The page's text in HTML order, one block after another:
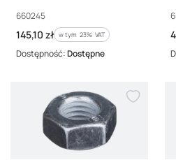
Kod producenta
660245
Cena brutto
145,10 zł w tym %s VAT
w tym 23% VAT
Dostępność:Dostępne